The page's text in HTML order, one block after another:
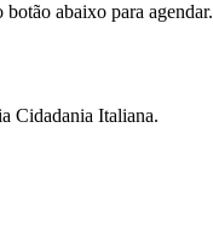
abaixo para agendar.
Cidadania Italiana.